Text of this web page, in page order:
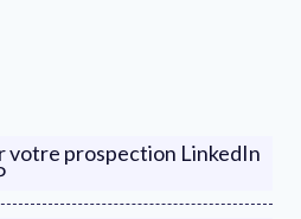
votre prospection LinkedIn